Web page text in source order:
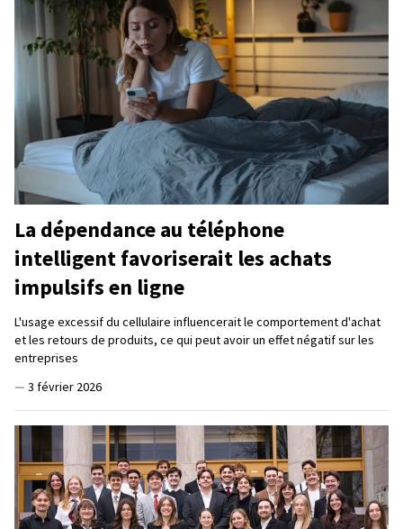
La dépendance au téléphone
intelligent favoriserait les achats
impulsifs en ligne
L'usage excessif du cellulaire influencerait le comportement d'achat
et les retours de produits, ce qui peut avoir un effet négatif sur les
entreprises
— 3 février 2026